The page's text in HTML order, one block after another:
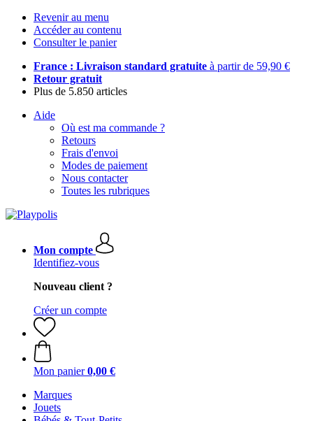
Revenir au menu
Accéder au contenu
Consulter le panier
France : Livraison standard gratuite à partir de 59,90 €
Retour gratuit
Plus de 5.850 articles
Aide
Où est ma commande ?
Retours
Frais d'envoi
Modes de paiement
Nous contacter
Toutes les rubriques
Mon compte
Identifiez-vous
Nouveau client ?
Créer un compte
Mon panier 0,00 €
Marques
Jouets